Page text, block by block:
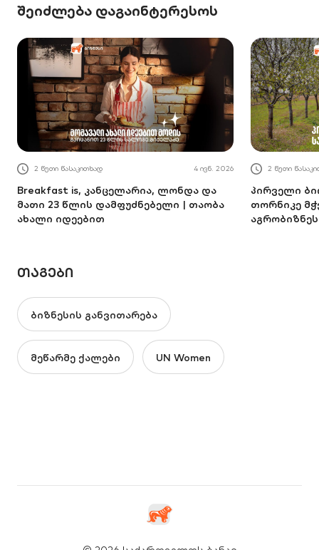
შეიძლება დაგაინტერესოს
2 წუთი წასაკითხად 4 ივნ. 2026
Breakfast is, კანცელარია, ლონდა და
მათი 23 წლის დამფუძნებელი | თაობა
ახალი იდეებით
2 წუთი
პირველი
თორნიკე
ᲗᲐᲒᲔᲑᲘ
ბიზნესის განვითარება
მეწარმე ქალები UN Women